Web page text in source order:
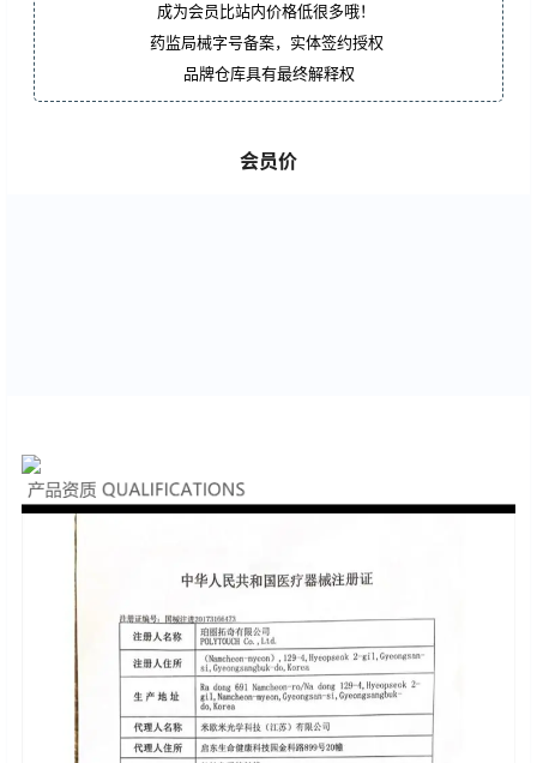
成为会员比站内价格低很多哦！
药监局械字号备案，实体签约授权
品牌仓库具有最终解释权
会员价